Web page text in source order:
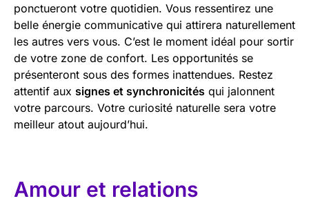
ponctueront votre quotidien. Vous ressentirez une
belle énergie communicative qui attirera naturellement
les autres vers vous. C’est le moment idéal pour sortir
de votre zone de confort. Les opportunités se
présenteront sous des formes inattendues. Restez
attentif aux signes et synchronicités qui jalonnent
votre parcours. Votre curiosité naturelle sera votre
meilleur atout aujourd’hui.
Amour et relations